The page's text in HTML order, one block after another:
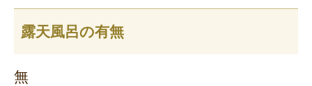
露天風呂の有無
無